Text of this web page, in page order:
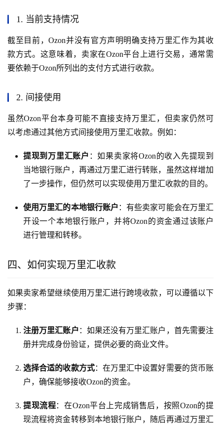
1. 当前支持情况
截至目前，Ozon并没有官方声明明确支持万里汇作为其收
款方式。这意味着，卖家在Ozon平台上进行交易，通常需
要依赖于Ozon所列出的支付方式进行收款。
2. 间接使用
虽然Ozon平台本身可能不直接支持万里汇，但卖家仍然可
以考虑通过其他方式间接使用万里汇收款。例如：
提现到万里汇账户 ：如果卖家将Ozon的收入先提现到
当地银行账户，再通过万里汇进行转账，虽然这样增加
了一步操作，但仍然可以实现使用万里汇收款的目的。
使用万里汇的本地银行账户 ：有些卖家可能会在万里汇
开设一个本地银行账户，并将Ozon的资金通过该账户
进行管理和转移。
四、如何实现万里汇收款
如果卖家希望继续使用万里汇进行跨境收款，可以遵循以下
步骤：
注册万里汇账户 ：如果还没有万里汇账户，首先需要注
册并完成身份验证，提供必要的商业文件。
选择合适的收款方式：在万里汇中设置好需要的货币账
户，确保能够接收Ozon的资金。
提现流程：在Ozon平台上完成销售后，按照Ozon的提
现流程将资金转移到本地银行账户，随后再通过万里汇